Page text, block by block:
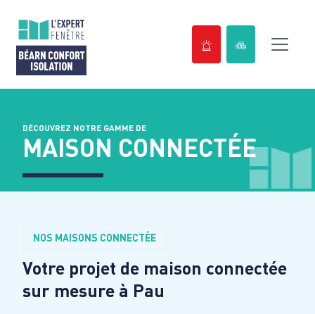
contenuDÉCOUVREZ NOTRE GAMME DE
MAISON CONNECTÉE
NOS MAISONS CONNECTÉE
Votre projet de maison connectée
sur mesure à Pau